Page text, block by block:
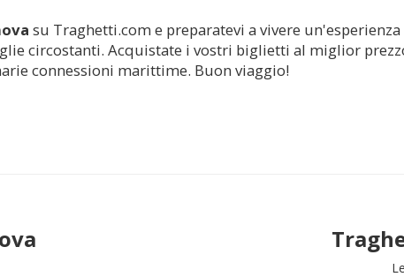
su Traghetti.com e preparatevi a vivere
circostanti. Acquistate i vostri biglietti al miglior
connessioni marittime. Buon viaggio!